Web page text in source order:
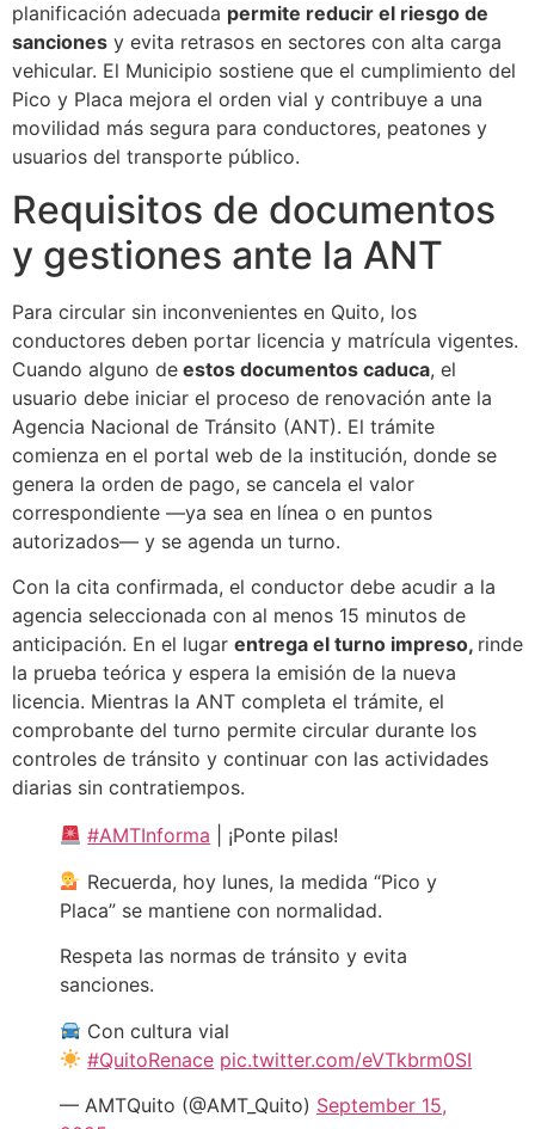
planificación adecuada permite reducir el riesgo de
sanciones y evita retrasos en sectores con alta carga
vehicular. El Municipio sostiene que el cumplimiento del
Pico y Placa mejora el orden vial y contribuye a una
movilidad más segura para conductores, peatones y
usuarios del transporte público.
Requisitos de documentos
y gestiones ante la ANT
Para circular sin inconvenientes en Quito, los
conductores deben portar licencia y matrícula vigentes.
Cuando alguno de estos documentos caduca, el
usuario debe iniciar el proceso de renovación ante la
Agencia Nacional de Tránsito (ANT). El trámite
comienza en el portal web de la institución, donde se
genera la orden de pago, se cancela el valor
correspondiente —ya sea en línea o en puntos
autorizados— y se agenda un turno.
Con la cita confirmada, el conductor debe acudir a la
agencia seleccionada con al menos 15 minutos de
anticipación. En el lugar entrega el turno impreso, rinde
la prueba teórica y espera la emisión de la nueva
licencia. Mientras la ANT completa el trámite, el
comprobante del turno permite circular durante los
controles de tránsito y continuar con las actividades
diarias sin contratiempos.
#AMTInforma | ¡Ponte pilas!
Recuerda, hoy lunes, la medida “Pico y
Placa” se mantiene con normalidad.
Respeta las normas de tránsito y evita
sanciones.
Con cultura vial
#QuitoRenace pic.twitter.com/eVTkbrm0SI
— AMTQuito (@AMT_Quito) September 15,